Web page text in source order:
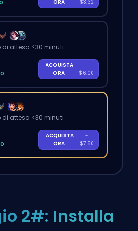
ORA
$3.32
di attesa <30 minuti
ACQUISTA
ORA
-
$6.00
di attesa <30 minuti
ACQUISTA
ORA
-
$7.50
2#: Installa